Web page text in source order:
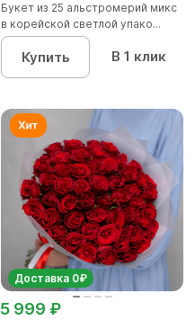
Букет из 25 альстромерий микс
в корейской светлой упако...
Купить В 1 клик
Доставка 0₽
5 999 ₽